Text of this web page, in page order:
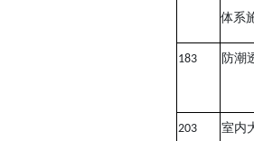
体系
183 防潮
203 室内